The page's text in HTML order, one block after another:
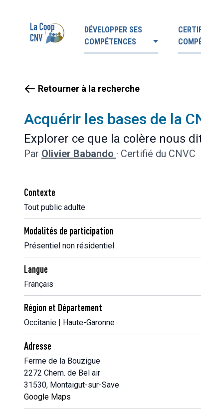
DÉVELOPPER SES
COMPÉTENCES
Retourner à la recherche
Acquérir les bases de la
Explorer ce que la colère nous
Par Olivier Babando · Certifié du CNVC
Contexte
Tout public adulte
Modalités de participation
Présentiel non résidentiel
Langue
Français
Région et Département
Occitanie | Haute-Garonne
Adresse
Ferme de la Bouzigue
2272 Chem. de Bel air
31530, Montaigut-sur-Save
Google Maps